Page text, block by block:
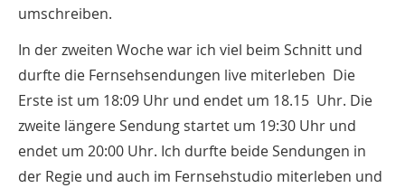
umschreiben.
In der zweiten Woche war ich viel beim Schnitt und
durfte die Fernsehsendungen live miterleben Die
Erste ist um 18:09 Uhr und endet um 18.15 Uhr. Die
zweite längere Sendung startet um 19:30 Uhr und
endet um 20:00 Uhr. Ich durfte beide Sendungen in
der Regie und auch im Fernsehstudio miterleben und